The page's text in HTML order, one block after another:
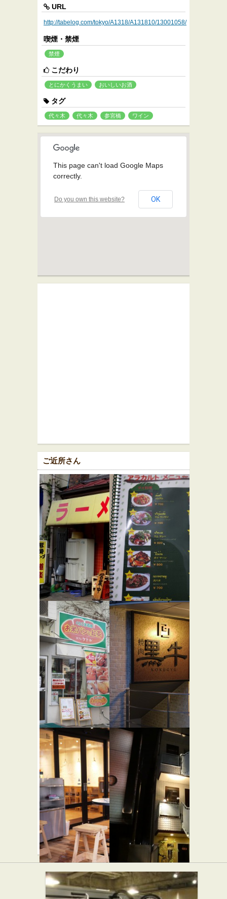
URL
http://tabelog.com/tokyo/A1318/A131810/13001058/
喫煙・禁煙
禁煙
こだわり
とにかくうまい おいしいお酒
タグ
代々木 代々木 参宮橋 ワイン
This page can't load Google Maps
correctly.
Do you own this website? OK
ご近所さん
道楽 代々
木店
らーめん屋
バイトー
ンク
アジア・エスニッ
ケトル ★☆☆
カフェ・喫茶店
パン屋
黒牛 ★☆☆
焼き肉
Bun Cafe
バー シャ